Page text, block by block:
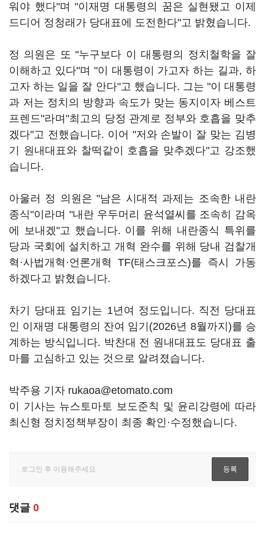
워야 했다"며 "이재명 대통령의 꿈은 실현됐고 이제
드디어 정청래가 당대표에 도전한다"고 밝혔습니다.
정 의원은 또 "누구보다 이 대통령의 정치철학을 잘
이해하고 있다"며 "이 대통령이 가고자 하는 길과, 하
고자 하는 일을 잘 안다"고 했습니다. 그는 "이 대통령
과 저는 정치의 방향과 속도가 맞는 동지이자 베스트
프렌드"라며"최고의 당정 관계로 정부와 호흡을 맞추
겠다"고 전했습니다. 이어 "저와 손발이 잘 맞는 김병
기 원내대표와 찰떡같이 호흡을 맞추겠다"고 강조했
습니다.
아울러 정 의원은 "남은 시대적 과제는 조속한 내란
종식"이라며 "내란 우두머리 윤석열씨를 조속히 감옥
에 보내겠"고 했습니다. 이를 위해 내란종식 특위를
당과 국회에 설치하고 개혁 완수를 위해 당내 검찰개
혁·사법개혁·언론개혁 TF(태스크포스)를 즉시 가동
하겠다고 밝혔습니다.
차기 당대표 임기는 1년여 정도입니다. 직전 당대표
인 이재명 대통령의 잔여 임기(2026년 8월까지)를 승
계하는 방식입니다. 박찬대 전 원내대표도 당대표 출
마를 고심하고 있는 것으로 알려졌습니다.
박주용 기자 rukaoa@etomato.com
이 기사는 뉴스토마토 보도준칙 및 윤리강령에 따라
최신형 정치정책부장이 최종 확인·수정했습니다.
댓글 0